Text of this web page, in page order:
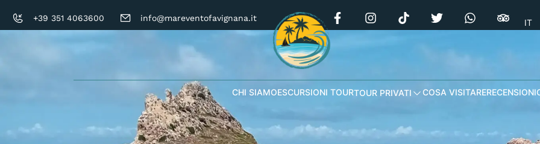
+39 351 4063600 info@mareventofavignana.it IT
CHI SIAMOESCURSIONI TOURTOUR PRIVATI COSA VISITARERECENSIONI